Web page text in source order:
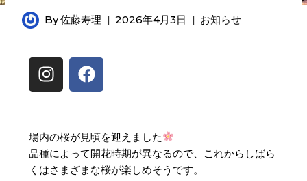
By佐藤寿理 2026年4月3日 お知らせ
場内の桜が見頃を迎えました
品種によって開花時期が異なるので、これからしばら
くはさまざまな桜が楽しめそうです。